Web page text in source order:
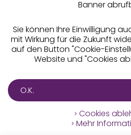
Banner
Sie können Ihre Einwilligung
mit Wirkung für die Zukunft
auf den Button "Cookie-
Website und "Cookies
O.K.
Cookies
Mehr